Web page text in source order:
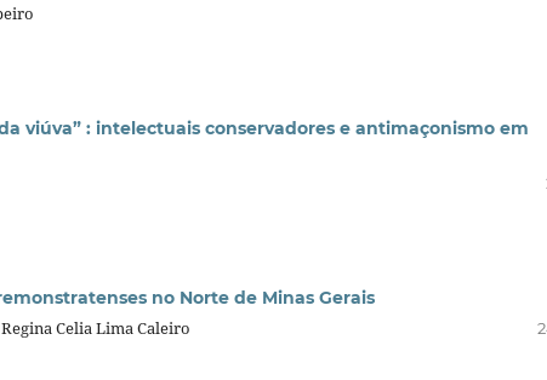
viúva” : intelectuais conservadores e antimaçonismo em
no Norte de Minas Gerais
Celia Lima Caleiro